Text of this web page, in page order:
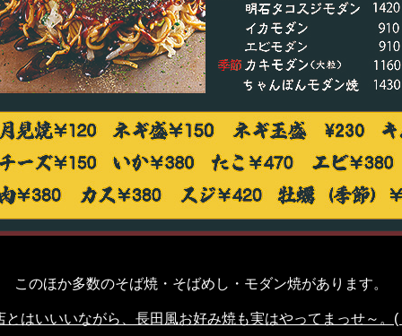
このほか多数のそば焼・そばめし・モダン焼があります。
とはいいいながら、長田風お好み焼も実はやってまっせ～。(